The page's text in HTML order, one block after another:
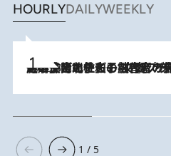
HOURLYDAILYWEEKLY
2026.8.3
《「文士の子ども被害者の会」発足！》阿川佐和子（72）が語る遠藤周作に北杜夫、劇作家・矢代静一の子どもたちの“文豪プライベート事件簿”
1 / 5